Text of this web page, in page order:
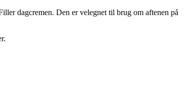
dagcremen. Den er velegnet til brug om aftenen på